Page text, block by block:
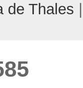
de Thales